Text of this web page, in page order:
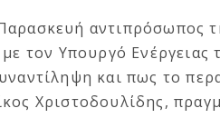
αντιπρόσωπος
τον Υπουργό Ενέργειας
και πως το
Χριστοδουλίδης,